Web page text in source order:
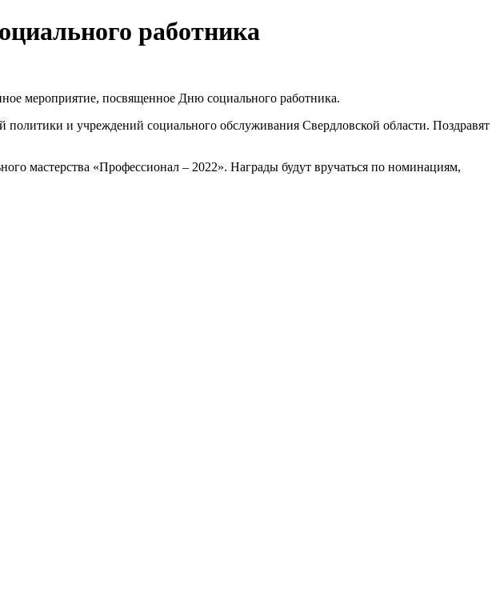
работника
мероприятие, посвященное Дню социального работника.
и учреждений социального обслуживания Свердловской области. Поздравят
мастерства «Профессионал – 2022». Награды будут вручаться по номинациям,